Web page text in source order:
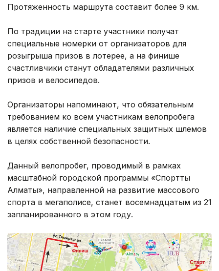
Протяженность маршрута составит более 9 км.
По традиции на старте участники получат
специальные номерки от организаторов для
розыгрыша призов в лотерее, а на финише
счастливчики станут обладателями различных
призов и велосипедов.
Организаторы напоминают, что обязательным
требованием ко всем участникам велопробега
является наличие специальных защитных шлемов
в целях собственной безопасности.
Данный велопробег, проводимый в рамках
масштабной городской программы «Спорттық
Алматы», направленной на развитие массового
спорта в мегаполисе, станет восемнадцатым из 21
запланированного в этом году.